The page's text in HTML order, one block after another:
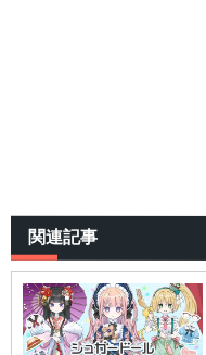
関連記事